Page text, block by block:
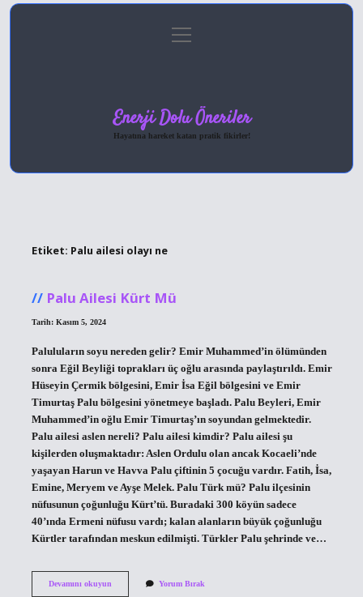
Gizlilik Politikası
menüyü
aç
Enerji Dolu Öneriler
Hayatına hareket katan pratik fikirler!
Etiket: Palu ailesi olayı ne
Palu Ailesi Kürt Mü
Tarih: Kasım 5, 2024
Paluluların soyu nereden gelir? Emir Muhammed’in ölümünden
sonra Eğil Beyliği toprakları üç oğlu arasında paylaştırıldı. Emir
Hüseyin Çermik bölgesini, Emir İsa Eğil bölgesini ve Emir
Timurtaş Palu bölgesini yönetmeye başladı. Palu Beyleri, Emir
Muhammed’in oğlu Emir Timurtaş’ın soyundan gelmektedir.
Palu ailesi aslen nereli? Palu ailesi kimdir? Palu ailesi şu
kişilerden oluşmaktadır: Aslen Ordulu olan ancak Kocaeli’nde
yaşayan Harun ve Havva Palu çiftinin 5 çocuğu vardır. Fatih, İsa,
Emine, Meryem ve Ayşe Melek. Palu Türk mü? Palu ilçesinin
nüfusunun çoğunluğu Kürt’tü. Buradaki 300 köyün sadece
40’ında Ermeni nüfusu vardı; kalan alanların büyük çoğunluğu
Kürtler tarafından meskun edilmişti. Türkler Palu şehrinde ve…
Devamını okuyunPalu
Yorum Bırak